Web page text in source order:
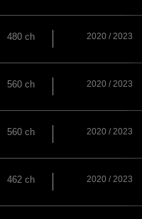
480 ch 2020 / 2023
560 ch 2020 / 2023
560 ch 2020 / 2023
462 ch 2020 / 2023